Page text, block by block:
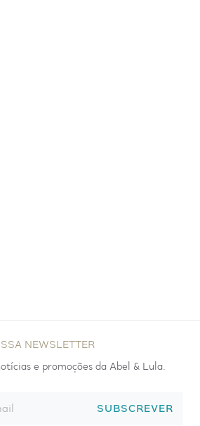
NEWSLETTER
e promoções da Abel & Lula.
SUBSCREVER